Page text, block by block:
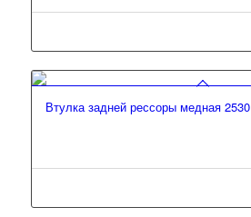
Втулка задней рессоры медная 2530